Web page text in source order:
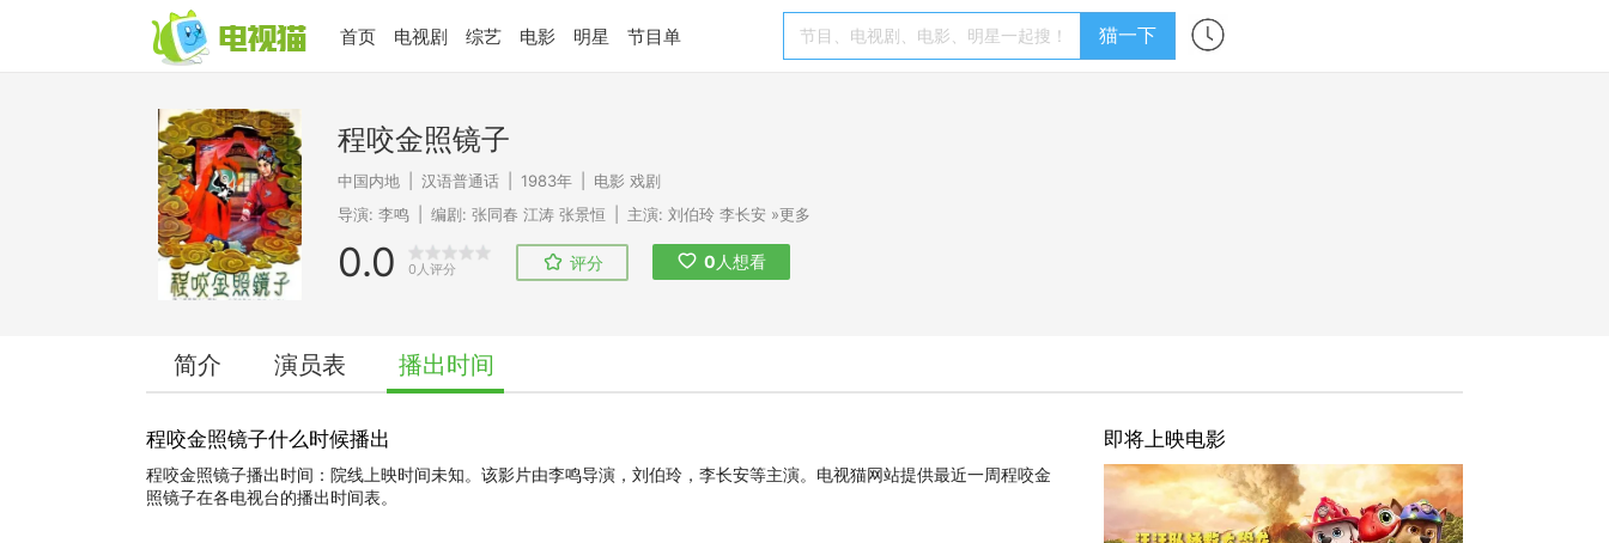
首页 电视剧 综艺 电影 明星 节目单 猫一下
程咬金照镜子
中国内地 汉语普通话 1983年 电影 戏剧
导演: 李鸣 编剧: 张同春 江涛 张景恒 主演: 刘伯玲 李长安 »更多
0.0 0人评分 评分 0 人想看
简介 演员表 播出时间
程咬金照镜子什么时候播出
程咬金照镜子播出时间：院线上映时间未知。该影片由李鸣导演，刘伯玲，李长安等主演。电视猫网站提供最近一周程咬金
照镜子在各电视台的播出时间表。
即将上映电影